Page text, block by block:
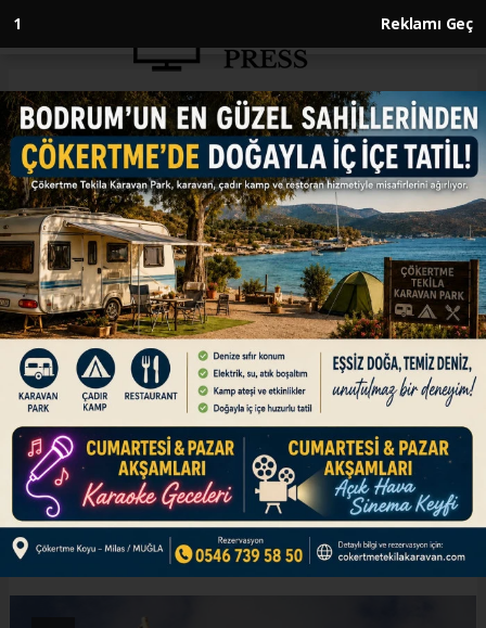
Anasayfa EKONOMİ
Avrupa'nın yeni savunma
planlarında Türkiye'nin rolü
tartışılıyor
EKONOMİ
18.04.2025 - 12:43, Güncelleme: 18.04.2025 - 12:43
Avrupa Birliği'nin (AB) savunmada ABD'den
bağımsız hareket edebilmek için girdiği yön
arayışında, bu alanda öne çıkan aday ülke ve
NATO müttefiki Türkiye'nin oynayacağı rol,
Brüksel gündemini meşgul ediyor.
ABONE OL